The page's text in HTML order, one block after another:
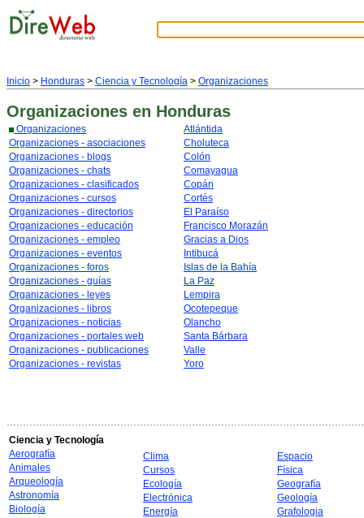
Inicio > Honduras > Ciencia y Tecnología > Organizaciones
Organizaciones en Honduras
Organizaciones
Organizaciones - asociaciones
Organizaciones - blogs
Organizaciones - chats
Organizaciones - clasificados
Organizaciones - cursos
Organizaciones - directorios
Organizaciones - educación
Organizaciones - empleo
Organizaciones - eventos
Organizaciones - foros
Organizaciones - guías
Organizaciones - leyes
Organizaciones - libros
Organizaciones - noticias
Organizaciones - portales web
Organizaciones - publicaciones
Organizaciones - revistas
Atlántida
Choluteca
Colón
Comayagua
Copán
Cortés
El Paraíso
Francisco Morazán
Gracias a Dios
Intibucá
Islas de la Bahía
La Paz
Lempira
Ocotepeque
Olancho
Santa Bárbara
Valle
Yoro
Ciencia y Tecnología
Aerografía
Animales
Arqueología
Astronomía
Biología
Clima
Cursos
Ecología
Electrónica
Energía
Espacio
Física
Geografía
Geología
Grafologia